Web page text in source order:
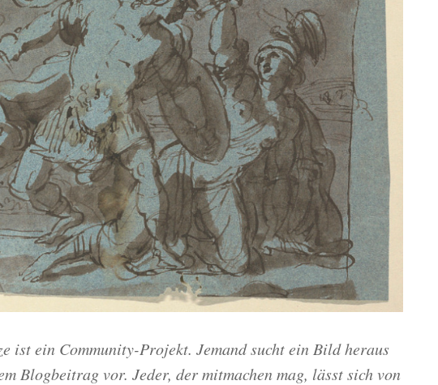
ist ein Community-Projekt. Jemand sucht ein Bild heraus
Blogbeitrag vor. Jeder, der mitmachen mag, lässt sich von